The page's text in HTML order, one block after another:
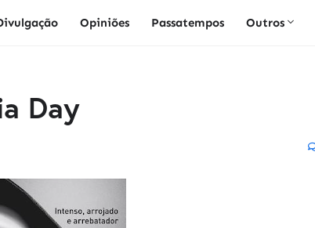
Opiniões Passatempos Outros
Day